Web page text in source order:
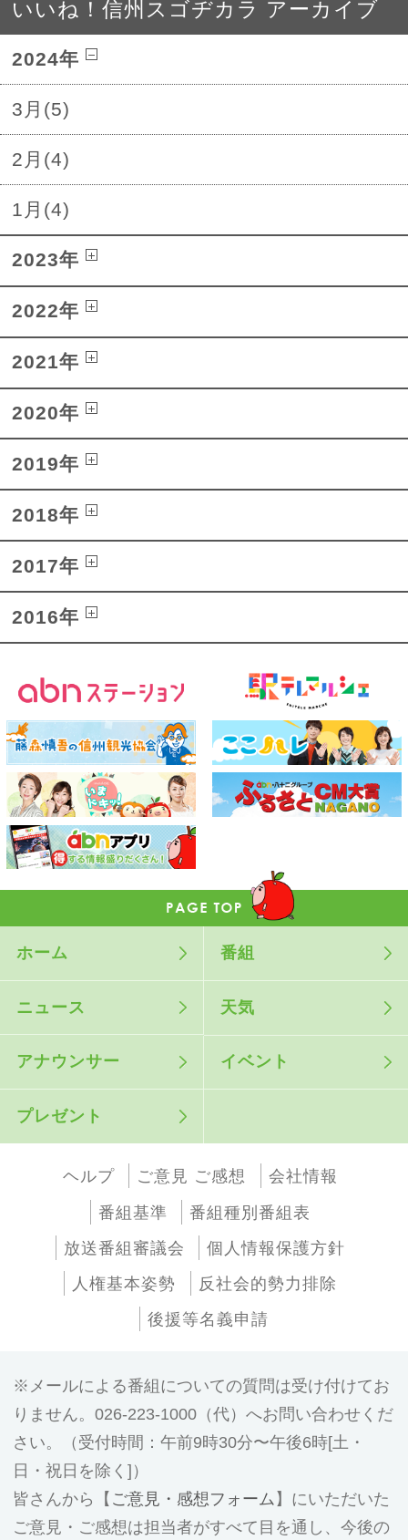
いいね！信州スゴヂカラ アーカイブ
2024年
3月(5)
2月(4)
1月(4)
2023年
2022年
2021年
2020年
2019年
2018年
2017年
2016年
ホーム 番組
ニュース 天気
アナウンサー イベント
プレゼント
ヘルプ ご意見 ご感想
会社情報
番組基準
番組種別番組表
放送番組審議会
個人情報保護方針
人権基本姿勢
反社会的勢力排除
後援等名義申請
メールによる番組についての質問は受け付けてお
りません。026-223-1000（代）へお問い合わせくだ
さい。（受付時間：午前9時30分〜午後6時[土・
日・祝日を除く]）
皆さんから【 ご意見・感想フォーム 】にいただいた
ご意見・ご感想は担当者がすべて目を通し、今後の